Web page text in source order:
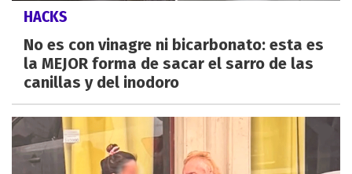
HACKS
No es con vinagre ni bicarbonato: esta es
la MEJOR forma de sacar el sarro de las
canillas y del inodoro